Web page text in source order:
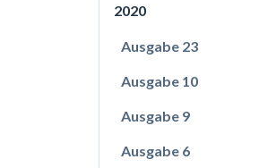
2020
Ausgabe 23
Ausgabe 10
Ausgabe 9
Ausgabe 6